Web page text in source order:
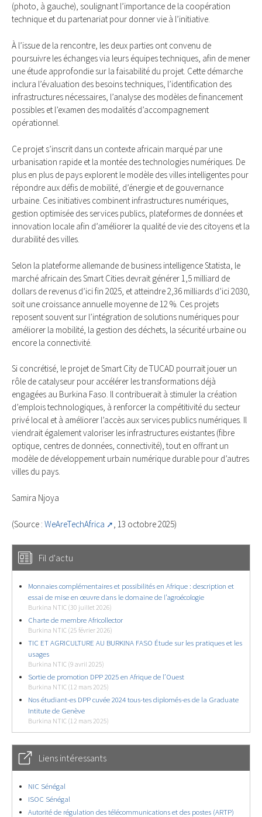
(photo, à gauche), soulignant l’importance de la coopération
technique et du partenariat pour donner vie à l’initiative.
À l’issue de la rencontre, les deux parties ont convenu de
poursuivre les échanges via leurs équipes techniques, afin de mener
une étude approfondie sur la faisabilité du projet. Cette démarche
inclura l’évaluation des besoins techniques, l’identification des
infrastructures nécessaires, l’analyse des modèles de financement
possibles et l’examen des modalités d’accompagnement
opérationnel.
Ce projet s’inscrit dans un contexte africain marqué par une
urbanisation rapide et la montée des technologies numériques. De
plus en plus de pays explorent le modèle des villes intelligentes pour
répondre aux défis de mobilité, d’énergie et de gouvernance
urbaine. Ces initiatives combinent infrastructures numériques,
gestion optimisée des services publics, plateformes de données et
innovation locale afin d’améliorer la qualité de vie des citoyens et la
durabilité des villes.
Selon la plateforme allemande de business intelligence Statista, le
marché africain des Smart Cities devrait générer 1,5 milliard de
dollars de revenus d’ici fin 2025, et atteindre 2,36 milliards d’ici 2030,
soit une croissance annuelle moyenne de 12 %. Ces projets
reposent souvent sur l’intégration de solutions numériques pour
améliorer la mobilité, la gestion des déchets, la sécurité urbaine ou
encore la connectivité.
Si concrétisé, le projet de Smart City de TUCAD pourrait jouer un
rôle de catalyseur pour accélérer les transformations déjà
engagées au Burkina Faso. Il contribuerait à stimuler la création
d’emplois technologiques, à renforcer la compétitivité du secteur
privé local et à améliorer l’accès aux services publics numériques. Il
viendrait également valoriser les infrastructures existantes (fibre
optique, centres de données, connectivité), tout en offrant un
modèle de développement urbain numérique durable pour d’autres
villes du pays.
Samira Njoya
(Source : WeAreTechAfrica , 13 octobre 2025)
Fil d'actu
Monnaies complémentaires et possibilités en Afrique : description et
essai de mise en œuvre dans le domaine de l’agroécologie
Burkina NTIC (30 juillet 2026)
Charte de membre Africollector
Burkina NTIC (25 février 2026)
TIC ET AGRICULTURE AU BURKINA FASO Étude sur les pratiques et les
usages
Burkina NTIC (9 avril 2025)
Sortie de promotion DPP 2025 en Afrique de l’Ouest
Burkina NTIC (12 mars 2025)
Nos étudiant-es DPP cuvée 2024 tous-tes diplomés-es de la Graduate
Intitute de Genève
Burkina NTIC (12 mars 2025)
Liens intéressants
NIC Sénégal
ISOC Sénégal
Autorité de régulation des télécommunications et des postes (ARTP)